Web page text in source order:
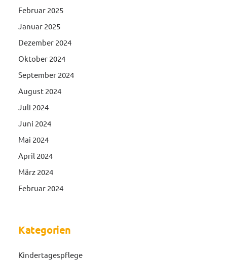
Februar 2025
Januar 2025
Dezember 2024
Oktober 2024
September 2024
August 2024
Juli 2024
Juni 2024
Mai 2024
April 2024
März 2024
Februar 2024
Kategorien
Kindertagespflege